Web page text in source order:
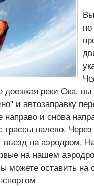
реки Ока, вы
и автозаправку
направо и снова
трассы налево.
въезд на аэродром.
на нашем
можете оставить на